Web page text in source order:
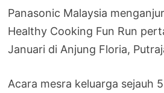
Panasonic Malaysia
Healthy Cooking Fun Run
Januari di Anjung Floria,
Acara mesra keluarga sejauh